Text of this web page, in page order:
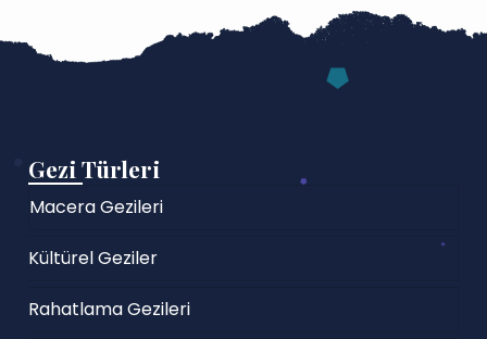
Gezi Türleri
Macera Gezileri
Kültürel Geziler
Rahatlama Gezileri